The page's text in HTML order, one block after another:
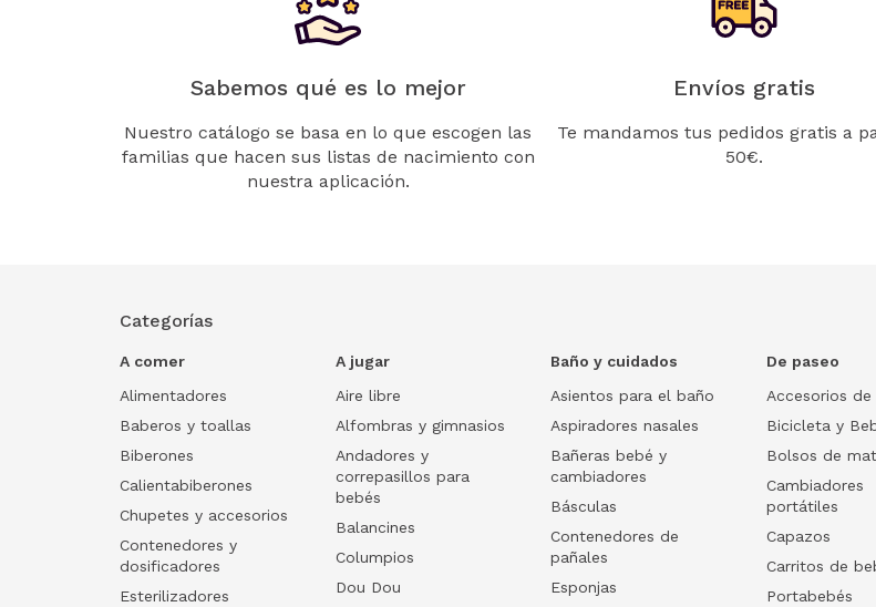
Sabemos qué es lo mejor
Nuestro catálogo se basa en lo que escogen las
familias que hacen sus listas de nacimiento con
nuestra aplicación.
Envíos gratis
Te mandamos tus pedidos gratis a
50€.
Categorías
A comer
Alimentadores
Baberos y toallas
Biberones
Calientabiberones
Chupetes y accesorios
Contenedores y
dosificadores
Esterilizadores
A jugar
Aire libre
Alfombras y gimnasios
Andadores y
correpasillos para
bebés
Balancines
Columpios
Dou Dou
Baño y cuidados
Asientos para el baño
Aspiradores nasales
Bañeras bebé y
cambiadores
Básculas
Contenedores de
pañales
Esponjas
De paseo
Accesorios de
Bicicleta y
Bolsos de
Cambiadores
portátiles
Capazos
Carritos de
Portabebés